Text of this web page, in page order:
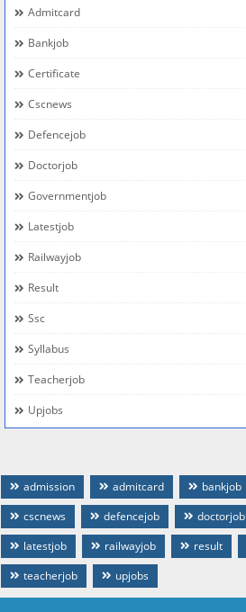
Admitcard
Bankjob
Certificate
Cscnews
Defencejob
Doctorjob
Governmentjob
Latestjob
Railwayjob
Result
Ssc
Syllabus
Teacherjob
Upjobs
admission admitcard bankjob
cscnews
defencejob doctorjob
latestjob
railwayjob result
teacherjob
upjobs